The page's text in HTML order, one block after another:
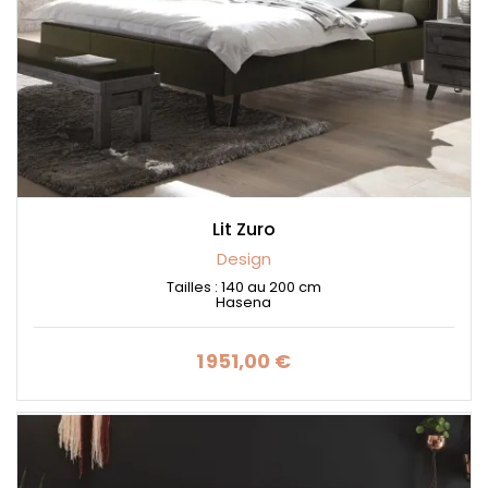
Lit Zuro
Design
Tailles : 140 au 200 cm
Hasena
Prix
1 951,00 €